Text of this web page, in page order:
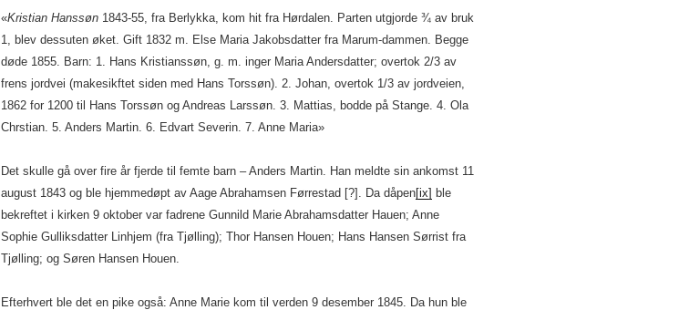
«Kristian Hanssøn1843-55, fra Berlykka, kom hit fra Hørdalen. Parten utgjorde ¾ av bruk
1, blev dessuten øket. Gift 1832 m. Else Maria Jakobsdatter fra Marum-dammen. Begge
døde 1855. Barn: 1. Hans Kristianssøn, g. m. inger Maria Andersdatter; overtok 2/3 av
frens jordvei (makesikftet siden med Hans Torssøn). 2. Johan, overtok 1/3 av jordveien,
1862 for 1200 til Hans Torssøn og Andreas Larssøn. 3. Mattias, bodde på Stange. 4. Ola
Chrstian. 5. Anders Martin. 6. Edvart Severin. 7. Anne Maria»
Det skulle gå over fire år fjerde til femte barn – Anders Martin. Han meldte sin ankomst 11
august 1843 og ble hjemmedøpt av Aage Abrahamsen Førrestad [?]. Da dåpen[ix] ble
bekreftet i kirken 9 oktober var fadrene Gunnild Marie Abrahamsdatter Hauen; Anne
Sophie Gulliksdatter Linhjem (fra Tjølling); Thor Hansen Houen; Hans Hansen Sørrist fra
Tjølling; og Søren Hansen Houen.
Efterhvert ble det en pike også: Anne Marie kom til verden 9 desember 1845. Da hun ble